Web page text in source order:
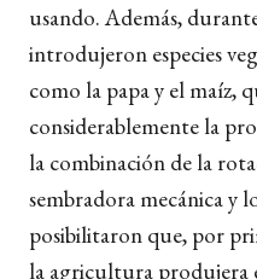
usando. Además,
introdujeron especies
como la papa y el maíz,
considerablemente la
la combinación de la
sembradora mecánica y
posibilitaron que, por
la agricultura produjera